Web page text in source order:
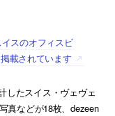
スのオフィスビ
載されています
したスイス・ヴェヴェ
真などが18枚、dezeen